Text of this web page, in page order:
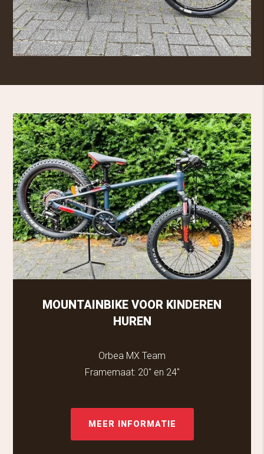
MOUNTAINBIKE VOOR KINDEREN
HUREN
Orbea MX Team
Framemaat: 20" en 24"
MEER INFORMATIE